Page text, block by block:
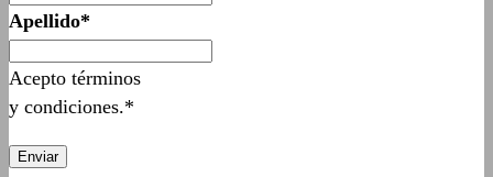
Apellido*
Acepto términos
y condiciones.*